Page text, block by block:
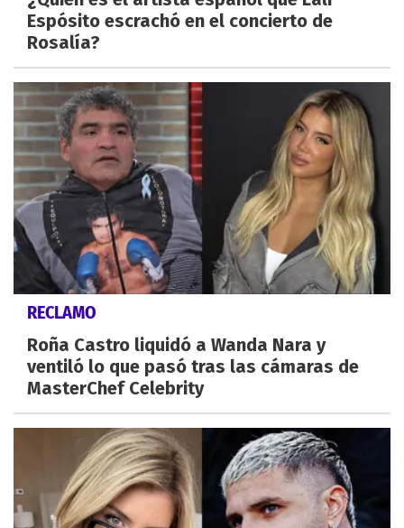
Espósito escrachó en el concierto de
Rosalía?
RECLAMO
Roña Castro liquidó a Wanda Nara y
ventiló lo que pasó tras las cámaras de
MasterChef Celebrity